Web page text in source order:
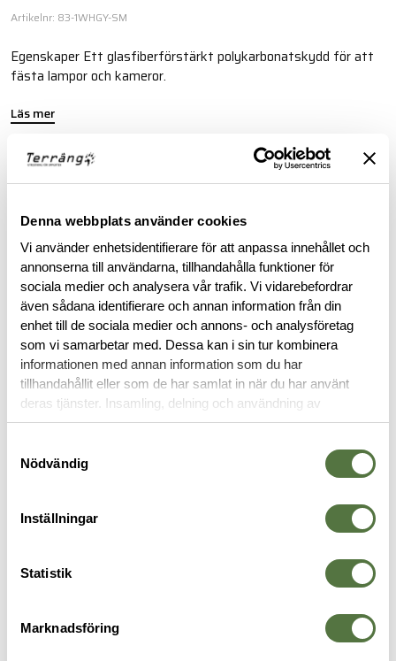
Denna webbplats använder cookies
Vi använder enhetsidentifierare för att anpassa innehållet och
annonserna till användarna, tillhandahålla funktioner för
sociala medier och analysera vår trafik. Vi vidarebefordrar
även sådana identifierare och annan information från din
enhet till de sociala medier och annons- och analysföretag
som vi samarbetar med. Dessa kan i sin tur kombinera
informationen med annan information som du har
tillhandahållit eller som de har samlat in när du har använt
deras tjänster. Insamling, delning och användning av
personuppgifter kan användas för personalisering av
Nödvändig
Inställningar
Statistik
Marknadsföring
Artikelnr: 83-1WHGY-SM
Egenskaper Ett glasfiberförstärkt polykarbonatskydd för att
fästa lampor och kameror.
Läs mer
BESKRIVNING
RECENSIONER
OM VARUMÄRKET
HJÄLMAR
MARK 2.0 - FDE
M-216 Tactical Ski Helmet, Size